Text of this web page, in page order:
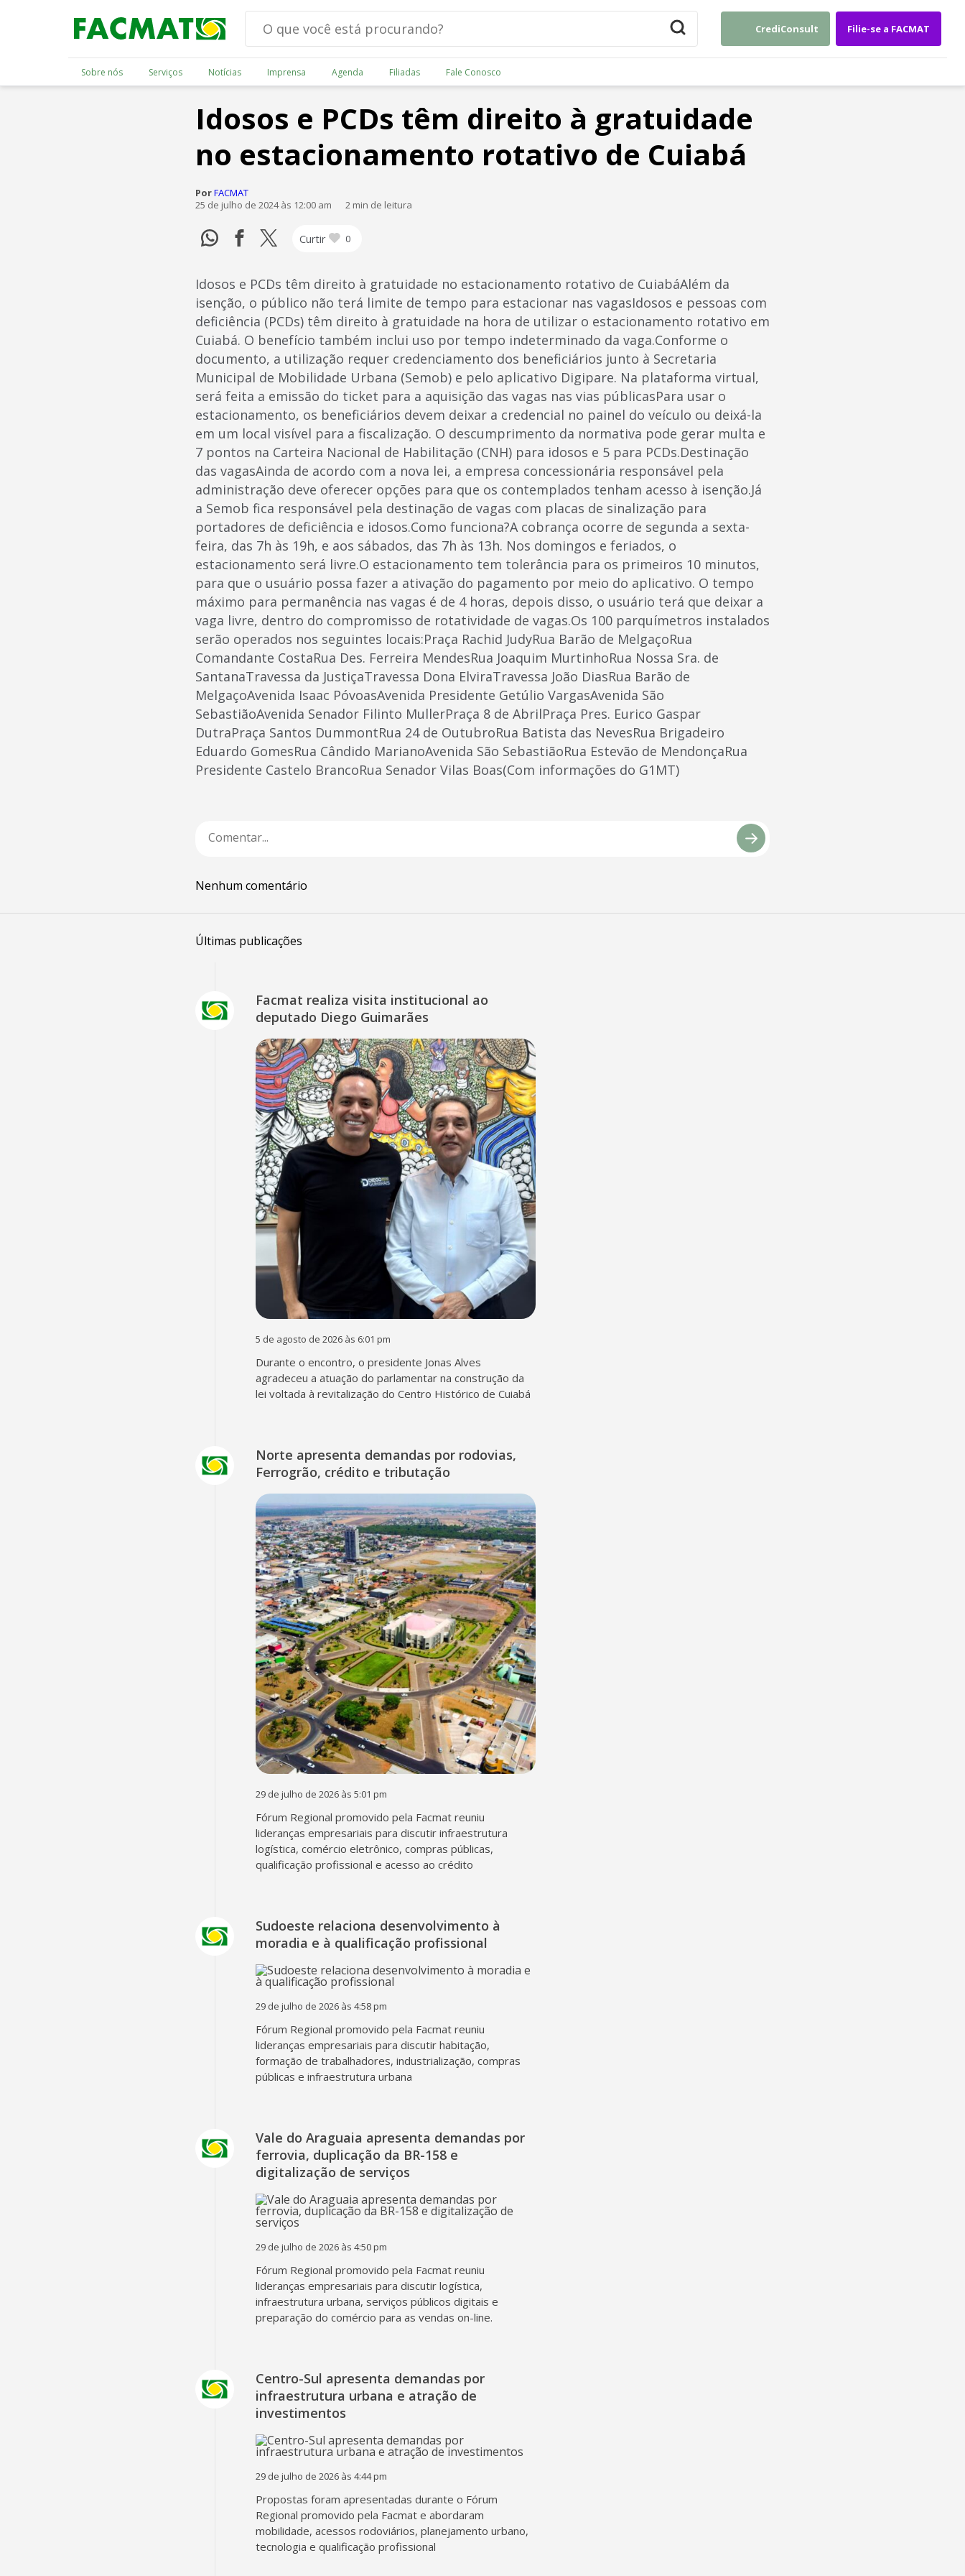
CrediConsult Filie-se a FACMAT
Sobre nós Serviços Notícias Imprensa Agenda Filiadas Fale Conosco
Idosos e PCDs têm direito à gratuidade
no estacionamento rotativo de Cuiabá
PorFACMAT
25 de julho de 2024 às 12:00 am
2 min de leitura
Curtir 0
Idosos e PCDs têm direito à gratuidade no estacionamento rotativo de CuiabáAlém da
isenção, o público não terá limite de tempo para estacionar nas vagasIdosos e pessoas com
deficiência (PCDs) têm direito à gratuidade na hora de utilizar o estacionamento rotativo em
Cuiabá. O benefício também inclui uso por tempo indeterminado da vaga.Conforme o
documento, a utilização requer credenciamento dos beneficiários junto à Secretaria
Municipal de Mobilidade Urbana (Semob) e pelo aplicativo Digipare. Na plataforma virtual,
será feita a emissão do ticket para a aquisição das vagas nas vias públicasPara usar o
estacionamento, os beneficiários devem deixar a credencial no painel do veículo ou deixá-la
em um local visível para a fiscalização. O descumprimento da normativa pode gerar multa e
7 pontos na Carteira Nacional de Habilitação (CNH) para idosos e 5 para PCDs.Destinação
das vagasAinda de acordo com a nova lei, a empresa concessionária responsável pela
administração deve oferecer opções para que os contemplados tenham acesso à isenção.Já
a Semob fica responsável pela destinação de vagas com placas de sinalização para
portadores de deficiência e idosos.Como funciona?A cobrança ocorre de segunda a sexta-
feira, das 7h às 19h, e aos sábados, das 7h às 13h. Nos domingos e feriados, o
estacionamento será livre.O estacionamento tem tolerância para os primeiros 10 minutos,
para que o usuário possa fazer a ativação do pagamento por meio do aplicativo. O tempo
máximo para permanência nas vagas é de 4 horas, depois disso, o usuário terá que deixar a
vaga livre, dentro do compromisso de rotatividade de vagas.Os 100 parquímetros instalados
serão operados nos seguintes locais:Praça Rachid JudyRua Barão de MelgaçoRua
Comandante CostaRua Des. Ferreira MendesRua Joaquim MurtinhoRua Nossa Sra. de
SantanaTravessa da JustiçaTravessa Dona ElviraTravessa João DiasRua Barão de
MelgaçoAvenida Isaac PóvoasAvenida Presidente Getúlio VargasAvenida São
SebastiãoAvenida Senador Filinto MullerPraça 8 de AbrilPraça Pres. Eurico Gaspar
DutraPraça Santos DummontRua 24 de OutubroRua Batista das NevesRua Brigadeiro
Eduardo GomesRua Cândido MarianoAvenida São SebastiãoRua Estevão de MendonçaRua
Presidente Castelo BrancoRua Senador Vilas Boas(Com informações do G1MT)
Nenhum comentário
Últimas publicações
Facmat realiza visita institucional ao
deputado Diego Guimarães
5 de agosto de 2026 às 6:01 pm
Durante o encontro, o presidente Jonas Alves
agradeceu a atuação do parlamentar na construção da
lei voltada à revitalização do Centro Histórico de Cuiabá
Norte apresenta demandas por rodovias,
Ferrogrão, crédito e tributação
29 de julho de 2026 às 5:01 pm
Fórum Regional promovido pela Facmat reuniu
lideranças empresariais para discutir infraestrutura
logística, comércio eletrônico, compras públicas,
qualificação profissional e acesso ao crédito
Sudoeste relaciona desenvolvimento à
moradia e à qualificação profissional
29 de julho de 2026 às 4:58 pm
Fórum Regional promovido pela Facmat reuniu
lideranças empresariais para discutir habitação,
formação de trabalhadores, industrialização, compras
públicas e infraestrutura urbana
Vale do Araguaia apresenta demandas por
ferrovia, duplicação da BR-158 e
digitalização de serviços
29 de julho de 2026 às 4:50 pm
Fórum Regional promovido pela Facmat reuniu
lideranças empresariais para discutir logística,
infraestrutura urbana, serviços públicos digitais e
preparação do comércio para as vendas on-line.
Centro-Sul apresenta demandas por
infraestrutura urbana e atração de
investimentos
29 de julho de 2026 às 4:44 pm
Propostas foram apresentadas durante o Fórum
Regional promovido pela Facmat e abordaram
mobilidade, acessos rodoviários, planejamento urbano,
tecnologia e qualificação profissional